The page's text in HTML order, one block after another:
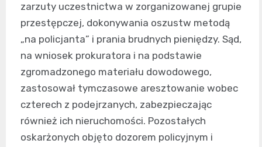
zarzuty uczestnictwa w zorganizowanej grupie
przestępczej, dokonywania oszustw metodą
„na policjanta” i prania brudnych pieniędzy. Sąd,
na wniosek prokuratora i na podstawie
zgromadzonego materiału dowodowego,
zastosował tymczasowe aresztowanie wobec
czterech z podejrzanych, zabezpieczając
również ich nieruchomości. Pozostałych
oskarżonych objęto dozorem policyjnym i